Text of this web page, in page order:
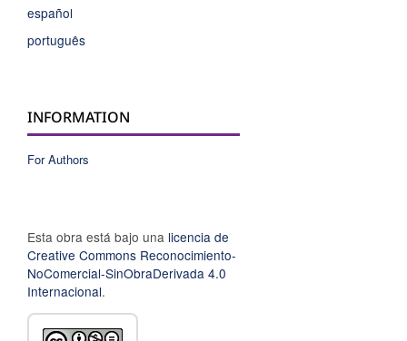
español
português
INFORMATION
For Authors
Esta obra está bajo una licencia de
Creative Commons Reconocimiento-
NoComercial-SinObraDerivada 4.0
Internacional.